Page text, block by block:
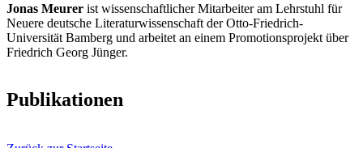
Jonas Meurer ist wissenschaftlicher Mitarbeiter am Lehrstuhl für
Neuere deutsche Literaturwissenschaft der Otto-Friedrich-
Universität Bamberg und arbeitet an einem Promotionsprojekt über
Friedrich Georg Jünger.
Publikationen